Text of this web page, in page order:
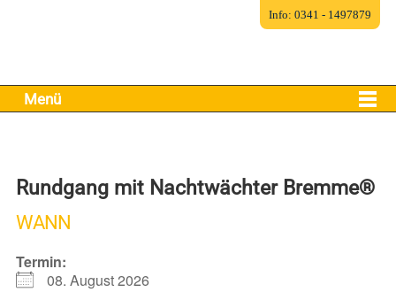
Menü
Rundgang mit Nachtwächter Bremme®
WANN
Termin:
08. August 2026
Info: 0341 - 1497879